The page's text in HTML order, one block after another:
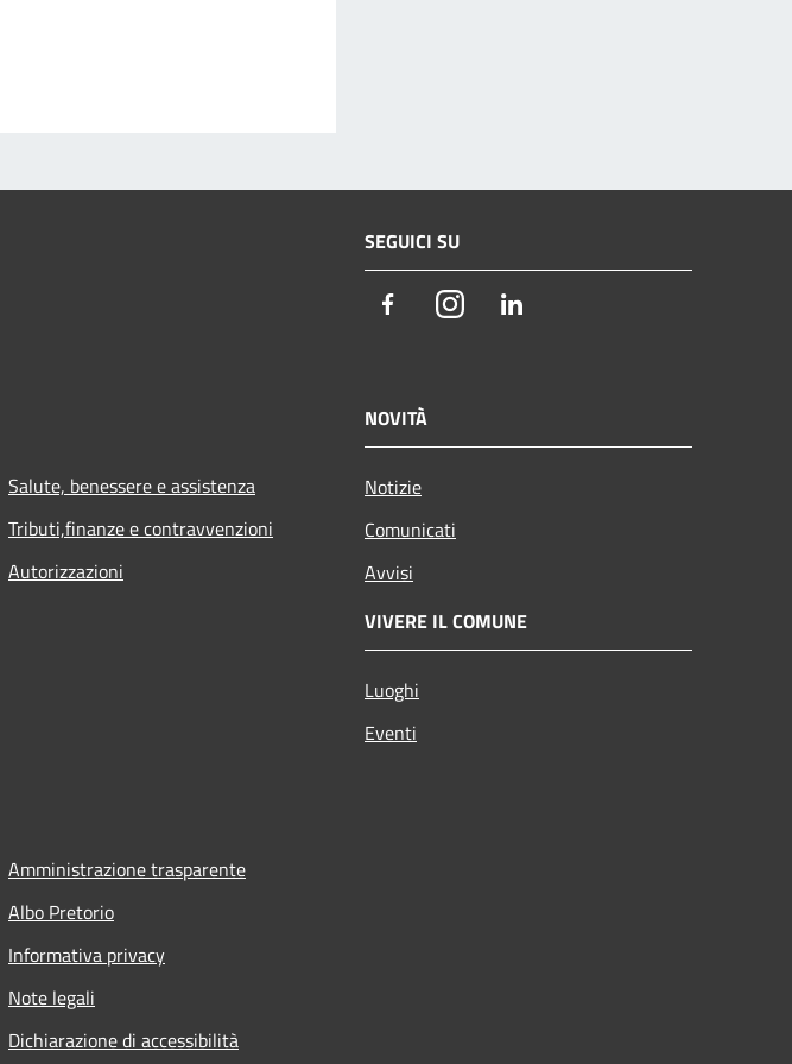
SEGUICI SU
FacebookInstagram
Salute, benessere e assistenza
Tributi,finanze e contravvenzioni
Autorizzazioni
NOVITÀ
Notizie
Comunicati
Avvisi
VIVERE IL COMUNE
Luoghi
Eventi
Amministrazione trasparente
Albo Pretorio
Informativa privacy
Note legali
Dichiarazione di accessibilità